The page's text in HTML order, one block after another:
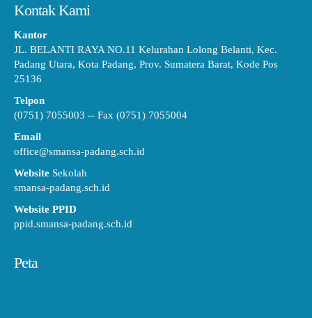
Kontak Kami
Kantor
JL. BELANTI RAYA NO.11 Kelurahan Lolong Belanti, Kec.
Padang Utara, Kota Padang, Prov. Sumatera Barat, Kode Pos
25136
Telpon
(0751) 7055003 -- Fax (0751) 7055004
Email
office@smansa-padang.sch.id
Website Sekolah
smansa-padang.sch.id
Website PPID
ppid.smansa-padang.sch.id
Peta